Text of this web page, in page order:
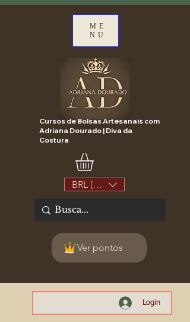
ME
NU
Cursos de Bolsas Artesanais com
Adriana Dourado | Diva da
Costura
BRL (R$)
Ver pontos
Login